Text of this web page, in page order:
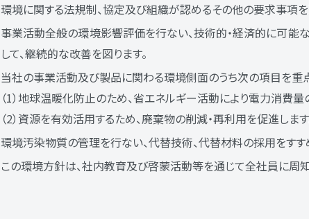
環境に関する法規制、協定及び組織が認めるその他の要求事項
事業活動全般の環境影響評価を行ない、技術的・経済的に可能
して、継続的な改善を図ります。
当社の事業活動及び製品に関わる環境側面のうち次の項目を重
（1）地球温暖化防止のため、省エネルギー活動により電力消費量
（2）資源を有効活用するため、廃棄物の削減・再利用を促進します
環境汚染物質の管理を行ない、代替技術、代替材料の採用をすす
この環境方針は、社内教育及び啓蒙活動等を通じて全社員に周知